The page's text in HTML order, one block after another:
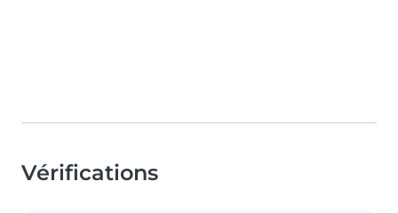
Vérifications